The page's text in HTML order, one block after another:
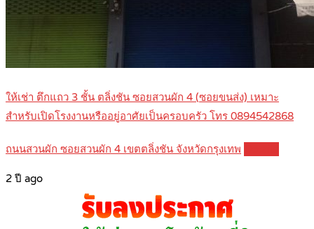
ให้เช่า ตึกแถว 3 ชั้น ตลิ่งชัน ซอยสวนผัก 4 (ซอยขนส่ง) เหมาะ
สำหรับเปิดโรงงานหรืออยู่อาศัยเป็นครอบครัว โทร 0894542868
ถนนสวนผัก ซอยสวนผัก 4 เขตตลิ่งชัน จังหวัดกรุงเทพ
2 ปี ago